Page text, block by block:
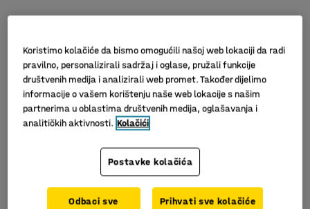
Koristimo kolačiće da bismo omogućili našoj web lokaciji da radi
pravilno, personalizirali sadržaj i oglase, pružali funkcije
društvenih medija i analizirali web promet. Također dijelimo
informacije o vašem korištenju naše web lokacije s našim
partnerima u oblastima društvenih medija, oglašavanja i
analitičkih aktivnosti. Kolačići
Postavke kolačića
Odbaci sve Prihvati sve kolačiće